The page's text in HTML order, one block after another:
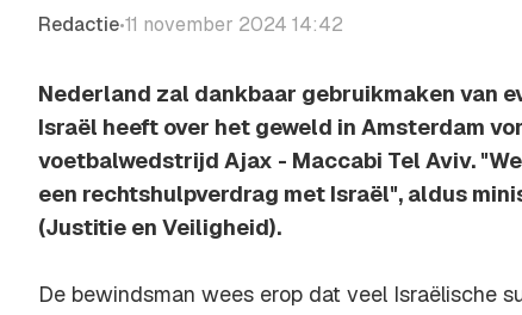
Redactie•11 november 2024 14:42
Nederland zal dankbaar gebruikmaken van
Israël heeft over het geweld in Amsterdam
voetbalwedstrijd Ajax - Maccabi Tel Aviv.
een rechtshulpverdrag met Israël", aldus
(Justitie en Veiligheid).
De bewindsman wees erop dat veel Israëlische